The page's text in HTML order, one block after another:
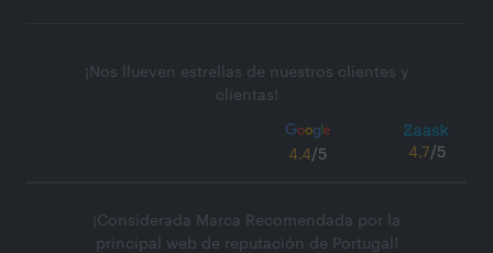
¡Nos llueven estrellas de nuestros clientes y
clientas!
4.4/5 4.7/5
¡Considerada Marca Recomendada por la
principal web de reputación de Portugal!